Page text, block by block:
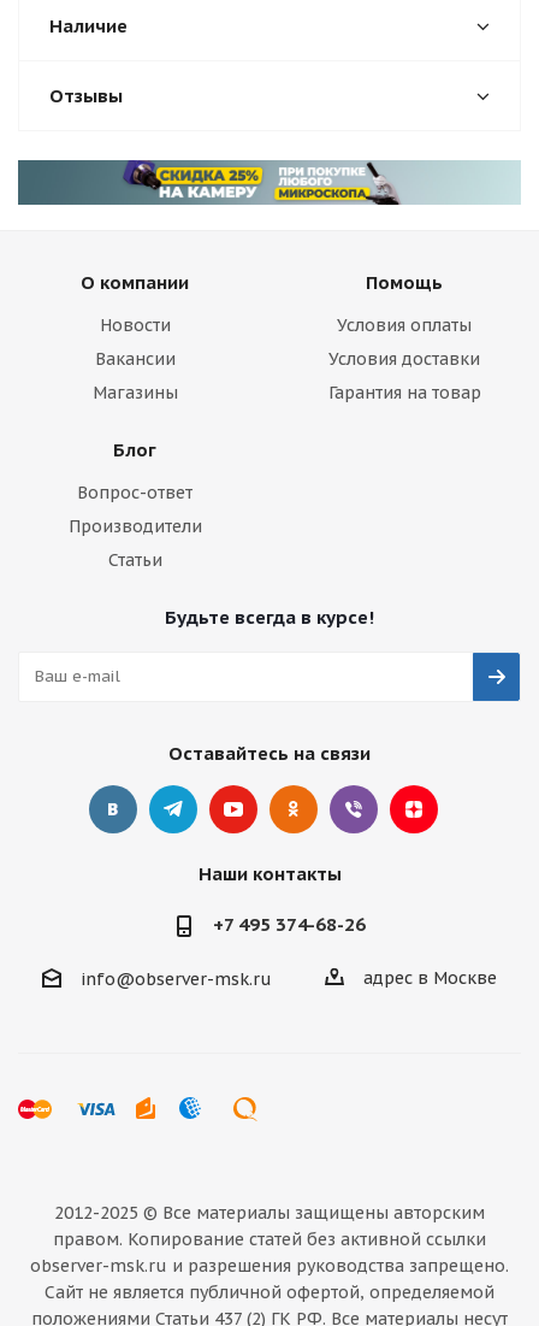
Наличие
Отзывы
О компании
Новости
Вакансии
Магазины
Помощь
Условия оплаты
Условия доставки
Гарантия на товар
Блог
Вопрос-ответ
Производители
Статьи
Будьте всегда в курсе!
Оставайтесь на связи
Наши контакты
+7 495 374-68-26
info@observer-msk.ru адрес в Москве
2012-2025 © Все материалы защищены авторским
правом. Копирование статей без активной ссылки
observer-msk.ru и разрешения руководства запрещено.
Сайт не является публичной офертой, определяемой
положениями Статьи 437 (2) ГК РФ. Все материалы несут